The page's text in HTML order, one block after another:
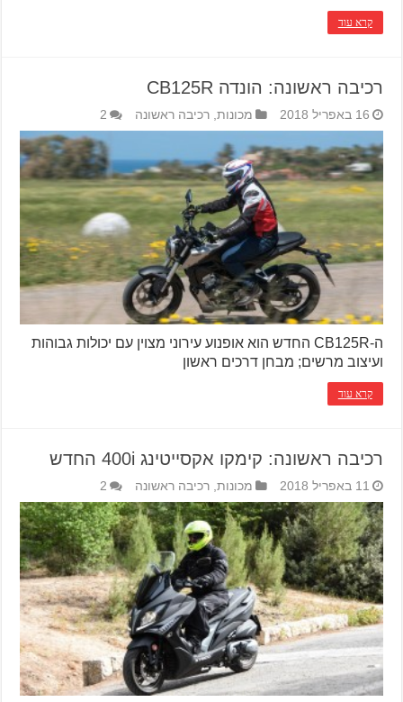
קרא עוד
רכיבה ראשונה: הונדה CB125R
16 באפריל 2018 מכונות,רכיבה ראשונה 2
ה-CB125R החדש הוא אופנוע עירוני מצוין עם יכולות גבוהות
ועיצוב מרשים; מבחן דרכים ראשון
קרא עוד
רכיבה ראשונה: קימקו אקסייטינג 400i החדש
11 באפריל 2018 מכונות ,רכיבה ראשונה 2